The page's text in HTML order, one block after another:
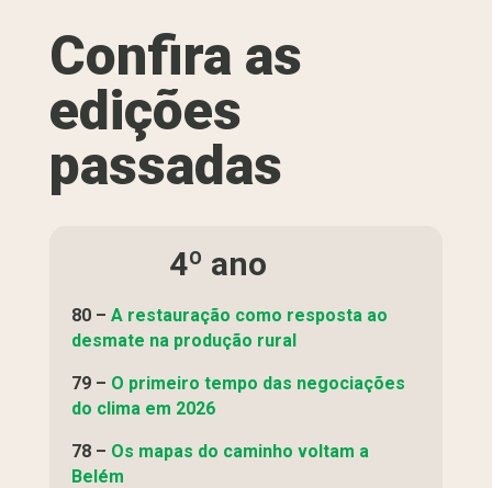
Confira as
edições
passadas
4º ano
80 – A restauração como resposta ao
desmate na produção rural
79 – O primeiro tempo das negociações
do clima em 2026
78 – Os mapas do caminho voltam a
Belém